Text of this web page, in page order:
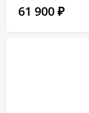
61 900 ₽